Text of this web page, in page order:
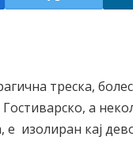
треска,
а
е изолиран кај